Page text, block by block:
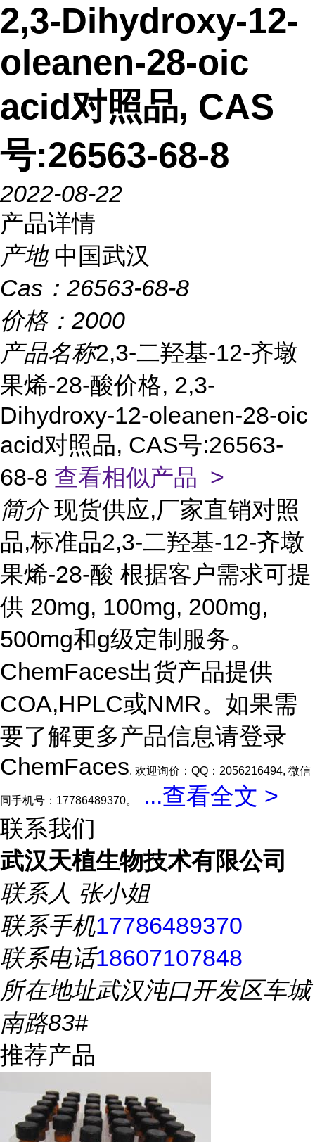
2,3-Dihydroxy-12-
oleanen-28-oic
acid对照品, CAS
号:26563-68-8
2022-08-22
产品详情
产地 中国武汉
Cas： 26563-68-8
价格： 2000
产品名称2,3-二羟基-12-齐墩
果烯-28-酸价格, 2,3-
Dihydroxy-12-oleanen-28-oic
acid对照品, CAS号:26563-
68-8 查看相似产品 >
简介 现货供应,厂家直销对照
品,标准品2,3-二羟基-12-齐墩
果烯-28-酸 根据客户需求可提
供 20mg, 100mg, 200mg,
500mg和g级定制服务。
ChemFaces出货产品提供
COA,HPLC或NMR。如果需
要了解更多产品信息请登录
ChemFaces. 欢迎询价：QQ：2056216494, 微信
同手机号：17786489370。 ...查看全文 >
联系我们
武汉天植生物技术有限公司
联系人 张小姐
联系手机17786489370
联系电话18607107848
所在地址武汉沌口开发区车城
南路83#
推荐产品